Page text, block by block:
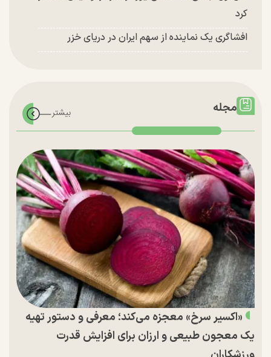
کرد
افشاگری یک نماینده از سهم ایران در دریای خزر
مجله
«اکسیر سرخ» معجزه می‌کند؛ معرفی و دستور تهیه
یک معجون طبیعی و ارزان برای افزایش قدرت